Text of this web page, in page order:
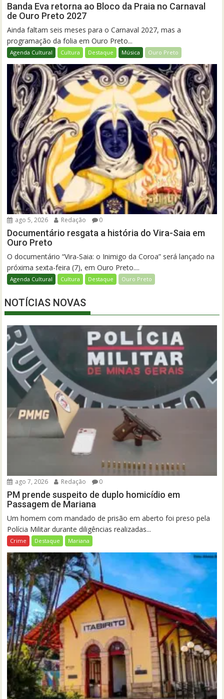
Banda Eva retorna ao Bloco da Praia no Carnaval
de Ouro Preto 2027
Ainda faltam seis meses para o Carnaval 2027, mas a
programação da folia em Ouro Preto...
Agenda Cultural Cultura Destaque Música Ouro Preto
ago 5, 2026 Redação 0
Documentário resgata a história do Vira-Saia em
Ouro Preto
O documentário “Vira-Saia: o Inimigo da Coroa” será lançado na
próxima sexta-feira (7), em Ouro Preto....
Agenda Cultural Cultura Destaque Ouro Preto
NOTÍCIAS NOVAS
ago 7, 2026 Redação 0
PM prende suspeito de duplo homicídio em
Passagem de Mariana
Um homem com mandado de prisão em aberto foi preso pela
Polícia Militar durante diligências realizadas...
Crime Destaque Mariana